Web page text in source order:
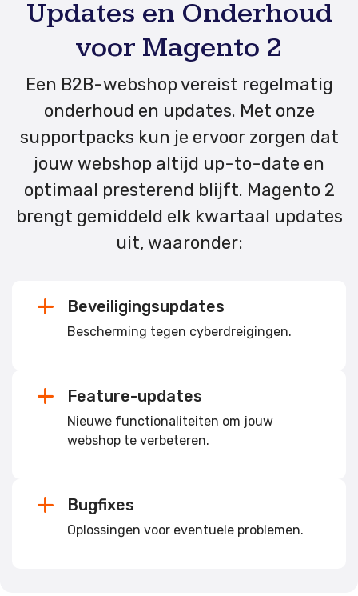
Updates en Onderhoud
voor Magento 2
Een B2B-webshop vereist regelmatig
onderhoud en updates. Met onze
supportpacks kun je ervoor zorgen dat
jouw webshop altijd up-to-date en
optimaal presterend blijft. Magento 2
brengt gemiddeld elk kwartaal updates
uit, waaronder:
Beveiligingsupdates
Bescherming tegen cyberdreigingen.
Feature-updates
Nieuwe functionaliteiten om jouw
webshop te verbeteren.
Bugfixes
Oplossingen voor eventuele problemen.